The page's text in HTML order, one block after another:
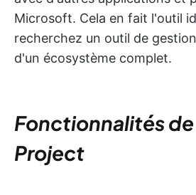
Microsoft. Cela en fait l'outil
recherchez un outil de
d'un écosystème complet.
Fonctionnalités
Project